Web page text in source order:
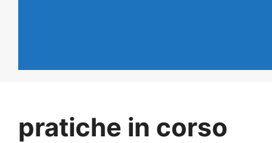
pratiche in corso